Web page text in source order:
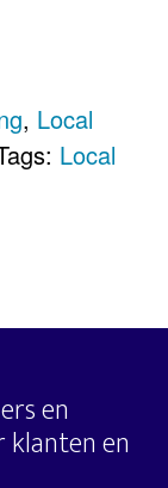
, Local
Local
en
en